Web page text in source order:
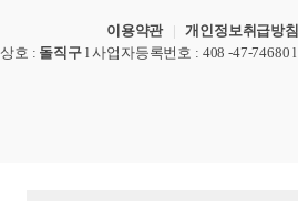
이용약관 |개인정보취급방침
상호 : 돌직구 l사업자등록번호 : 408 -47-74680 l